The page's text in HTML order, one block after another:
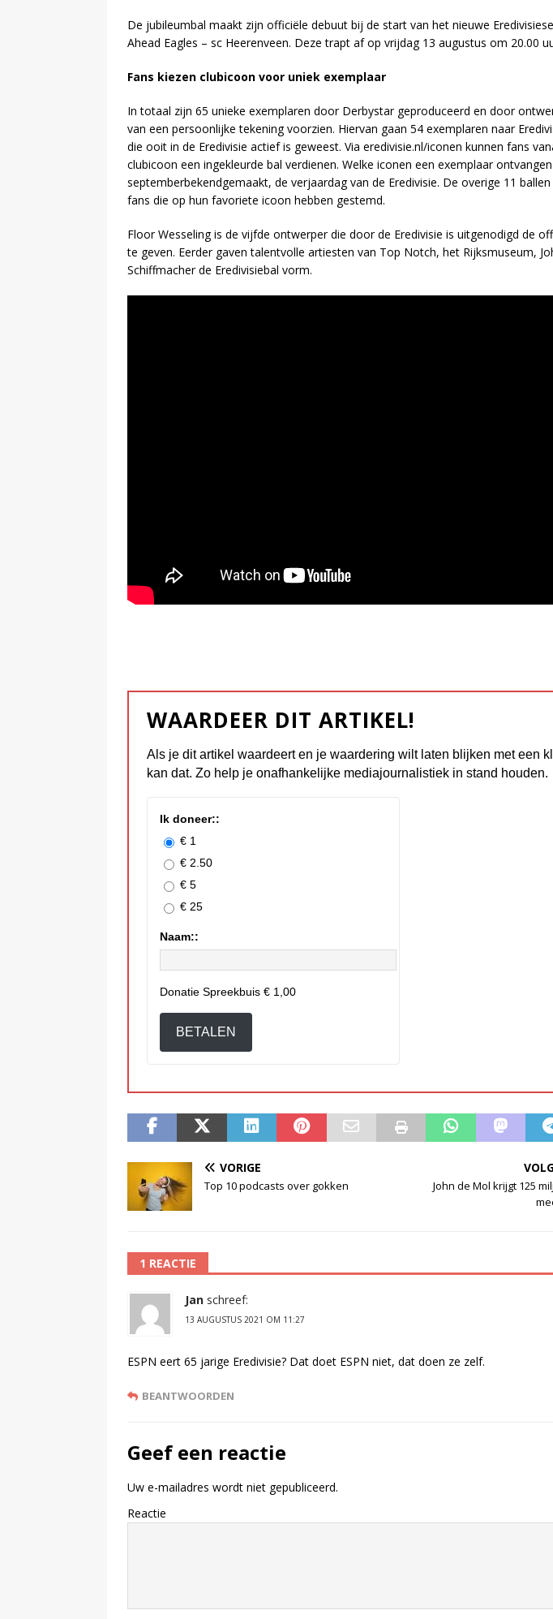
De jubileumbal maakt zijn officiële debuut bij de start van het nieuwe
Ahead Eagles – sc Heerenveen. Deze trapt af op vrijdag 13 augustus om 20.00
Fans kiezen clubicoon voor uniek exemplaar
In totaal zijn 65 unieke exemplaren door Derbystar geproduceerd en door
van een persoonlijke tekening voorzien. Hiervan gaan 54 exemplaren naar
die ooit in de Eredivisie actief is geweest. Via eredivisie.nl/iconen kunnen fans
clubicoon een ingekleurde bal verdienen. Welke iconen een exemplaar
septemberbekendgemaakt, de verjaardag van de Eredivisie. De overige 11
fans die op hun favoriete icoon hebben gestemd.
Floor Wesseling is de vijfde ontwerper die door de Eredivisie is uitgenodigd de
te geven. Eerder gaven talentvolle artiesten van Top Notch, het Rijksmuseum,
Schiffmacher de Eredivisiebal vorm.
WAARDEER DIT ARTIKEL!
Als je dit artikel waardeert en je waardering wilt laten blijken met een
kan dat. Zo help je onafhankelijke mediajournalistiek in stand houden.
Ik doneer::
€ 1
€ 2.50
€ 5
€ 25
Naam::
Donatie Spreekbuis € 1,00
BETALEN
VORIGE
Top 10 podcasts over gokken
John de Mol krijgt 125
1 REACTIE
Jan schreef:
13 AUGUSTUS 2021 OM 11:27
ESPN eert 65 jarige Eredivisie? Dat doet ESPN niet, dat doen ze zelf.
BEANTWOORDEN
Geef een reactie
Uw e-mailadres wordt niet gepubliceerd.
Reactie